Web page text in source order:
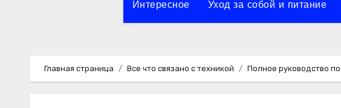
Интересное Уход за собой и питание
Главная страница Все что связано с техникой Полное руководство